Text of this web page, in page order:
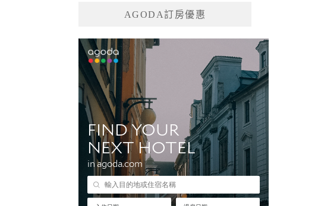
AGODA訂房優惠